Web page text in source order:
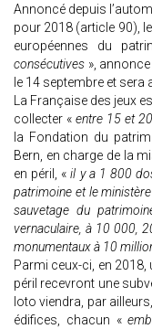
Annoncé depuis
pour 2018 (article 90),
européennes du
consécutives »,
le 14 septembre et sera
La Française des jeux
collecter « entre 15 et
la Fondation du
Bern, en charge de la
en péril, «il y a 1 800
patrimoine et le
sauvetage du
vernaculaire, à 10 000,
monumentaux à 10
Parmi ceux-ci, en
péril recevront une
loto viendra, par
édifices, chacun «